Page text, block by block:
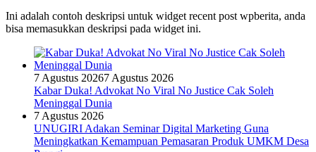
Ini adalah contoh deskripsi untuk widget recent post wpberita, anda
bisa memasukkan deskripsi pada widget ini.
7 Agustus 20267 Agustus 2026
Kabar Duka! Advokat No Viral No Justice Cak Soleh
Meninggal Dunia
7 Agustus 2026
UNUGIRI Adakan Seminar Digital Marketing Guna
Meningkatkan Kemampuan Pemasaran Produk UMKM Desa